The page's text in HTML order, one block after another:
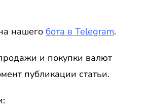
нашего бота в Telegram.
и покупки валют
публикации статьи.